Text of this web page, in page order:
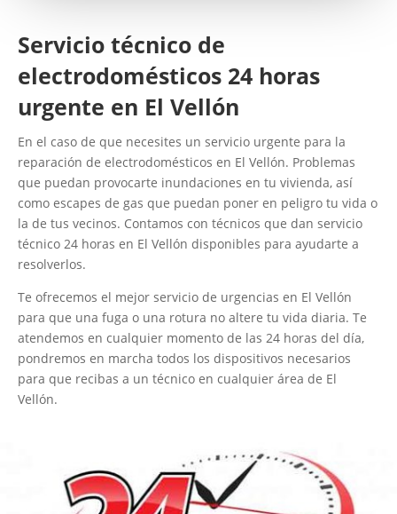
Servicio técnico de
electrodomésticos 24 horas
urgente en El Vellón
En el caso de que necesites un servicio urgente para la
reparación de electrodomésticos en El Vellón. Problemas
que puedan provocarte inundaciones en tu vivienda, así
como escapes de gas que puedan poner en peligro tu vida o
la de tus vecinos. Contamos con técnicos que dan servicio
técnico 24 horas en El Vellón disponibles para ayudarte a
resolverlos.
Te ofrecemos el mejor servicio de urgencias en El Vellón
para que una fuga o una rotura no altere tu vida diaria. Te
atendemos en cualquier momento de las 24 horas del día,
pondremos en marcha todos los dispositivos necesarios
para que recibas a un técnico en cualquier área de El
Vellón.